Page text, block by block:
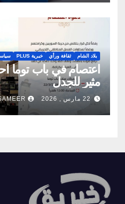
بلاد الشام ثقافة ورأي خبرية PLUS
اعتصام في باب توما
مثير للجدل
22 مارس , 2026